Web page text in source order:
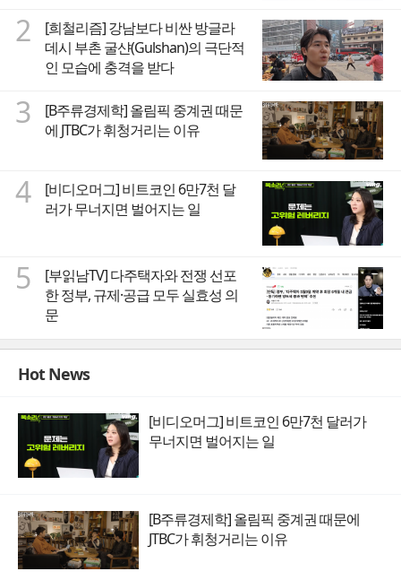
2
[희철리즘] 강남보다 비싼 방글라
데시 부촌 굴샨(Gulshan)의 극단적
인 모습에 충격을 받다
3
[B주류경제학] 올림픽 중계권 때문
에 JTBC가 휘청거리는 이유
4
[비디오머그] 비트코인 6만7천 달
러가 무너지면 벌어지는 일
5
[부읽남TV] 다주택자와 전쟁 선포
한 정부, 규제·공급 모두 실효성 의
문
Hot News
[비디오머그] 비트코인 6만7천 달러가
무너지면 벌어지는 일
[B주류경제학] 올림픽 중계권 때문에
JTBC가 휘청거리는 이유